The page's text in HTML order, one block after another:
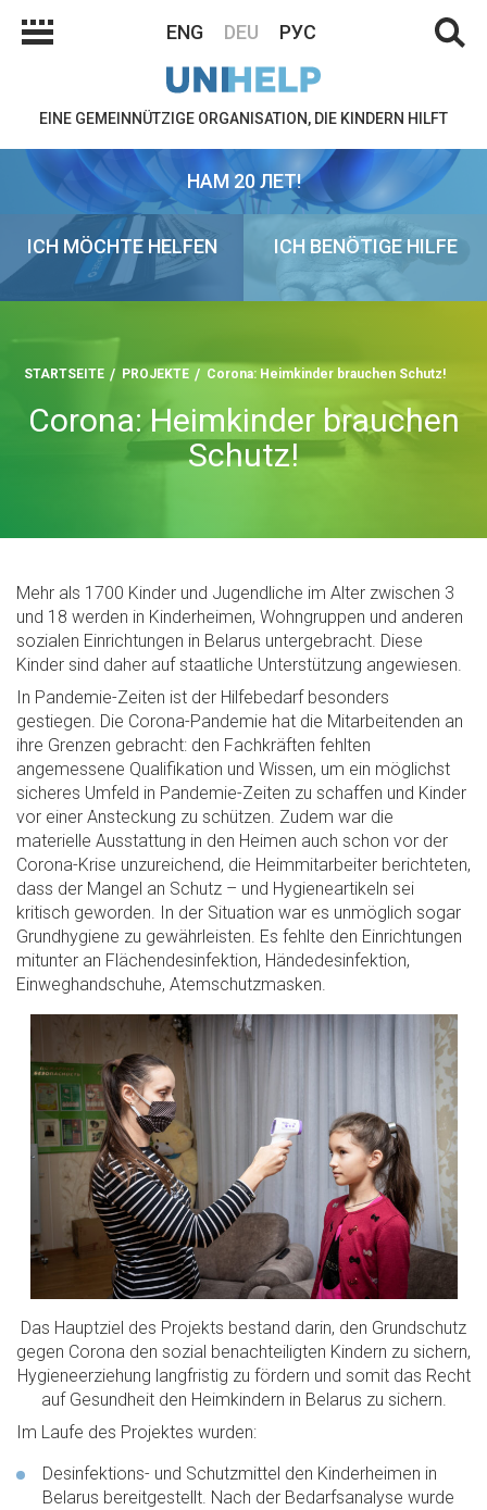
ENG DEU РУС
EINE GEMEINNÜTZIGE ORGANISATION, DIE KINDERN HILFT
НАМ 20 ЛЕТ!
ICH MÖCHTE HELFEN ICH BENÖTIGE HILFE
STARTSEITE PROJEKTE Corona: Heimkinder brauchen Schutz!
Corona: Heimkinder brauchen
Schutz!
Mehr als 1700 Kinder und Jugendliche im Alter zwischen 3
und 18 werden in Kinderheimen, Wohngruppen und anderen
sozialen Einrichtungen in Belarus untergebracht. Diese
Kinder sind daher auf staatliche Unterstützung angewiesen.
In Pandemie-Zeiten ist der Hilfebedarf besonders
gestiegen. Die Corona-Pandemie hat die Mitarbeitenden an
ihre Grenzen gebracht: den Fachkräften fehlten
angemessene Qualifikation und Wissen, um ein möglichst
sicheres Umfeld in Pandemie-Zeiten zu schaffen und Kinder
vor einer Ansteckung zu schützen. Zudem war die
materielle Ausstattung in den Heimen auch schon vor der
Corona-Krise unzureichend, die Heimmitarbeiter berichteten,
dass der Mangel an Schutz – und Hygieneartikeln sei
kritisch geworden. In der Situation war es unmöglich sogar
Grundhygiene zu gewährleisten. Es fehlte den Einrichtungen
mitunter an Flächendesinfektion, Händedesinfektion,
Einweghandschuhe, Atemschutzmasken.
Das Hauptziel des Projekts bestand darin, den Grundschutz
gegen Corona den sozial benachteiligten Kindern zu sichern,
Hygieneerziehung langfristig zu fördern und somit das Recht
auf Gesundheit den Heimkindern in Belarus zu sichern.
Im Laufe des Projektes wurden:
Desinfektions- und Schutzmittel den Kinderheimen in
Belarus bereitgestellt. Nach der Bedarfsanalyse wurde